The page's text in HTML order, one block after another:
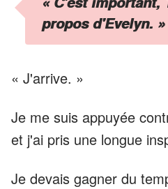
propos d'Evelyn. »
« J'arrive. »
Je me suis appuyée
et j'ai pris une longue
Je devais gagner du